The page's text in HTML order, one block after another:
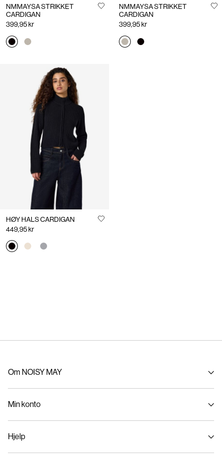
NMMAYSA STRIKKET
CARDIGAN
399,95 kr
NMMAYSA STRIKKET
CARDIGAN
399,95 kr
HØY HALS CARDIGAN
449,95 kr
Om NOISY MAY
Bærekraft
Min konto
Spor bestilling
Hjelp